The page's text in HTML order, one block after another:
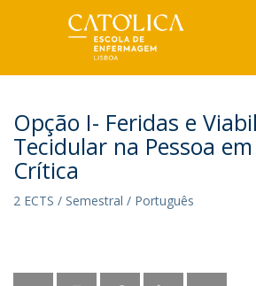
Opção I- Feridas e
Tecidular na Pessoa
Crítica
2 ECTS / Semestral / Português